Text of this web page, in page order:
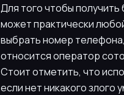
Для того чтобы получить
может практически
выбрать номер
относится оператор
Стоит отметить, что
если нет никакого злого